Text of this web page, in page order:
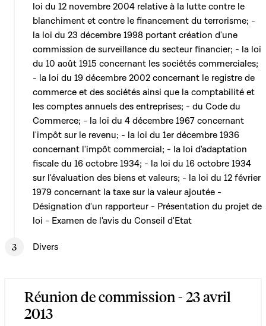
loi du 12 novembre 2004 relative à la lutte contre le
blanchiment et contre le financement du terrorisme; -
la loi du 23 décembre 1998 portant création d'une
commission de surveillance du secteur financier; - la loi
du 10 août 1915 concernant les sociétés commerciales;
- la loi du 19 décembre 2002 concernant le registre de
commerce et des sociétés ainsi que la comptabilité et
les comptes annuels des entreprises; - du Code du
Commerce; - la loi du 4 décembre 1967 concernant
l'impôt sur le revenu; - la loi du 1er décembre 1936
concernant l'impôt commercial; - la loi d'adaptation
fiscale du 16 octobre 1934; - la loi du 16 octobre 1934
sur l'évaluation des biens et valeurs; - la loi du 12 février
1979 concernant la taxe sur la valeur ajoutée -
Désignation d'un rapporteur - Présentation du projet de
loi - Examen de l'avis du Conseil d'Etat
Divers
Réunion de commission - 23 avril
2013